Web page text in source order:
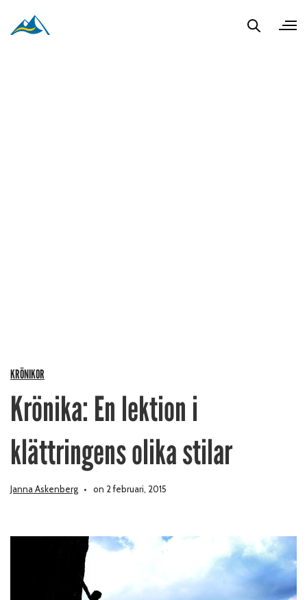
KRÖNIKOR
Krönika: En lektion i
klättringens olika stilar
Janna Askenberg on 2 februari, 2015